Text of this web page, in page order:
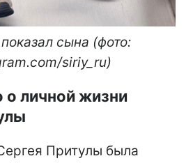
сына (фото:
siriy_ru)
о личной жизни
Притулы была